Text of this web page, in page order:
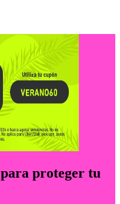
para proteger tu